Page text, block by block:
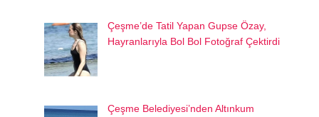
Çeşme’de Tatil Yapan Gupse Özay,
Hayranlarıyla Bol Bol Fotoğraf Çektirdi
Çeşme Belediyesi’nden Altınkum